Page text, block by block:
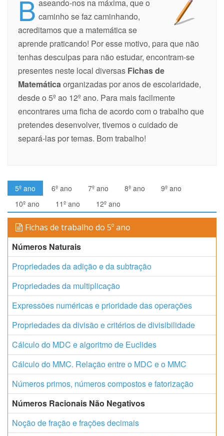
B aseando-nos na máxima, que o
caminho se faz caminhando,
acreditamos que a matemática se
aprende praticando! Por esse motivo, para que não
tenhas desculpas para não estudar, encontram-se
presentes neste local diversas Fichas de
Matemáticaorganizadas por anos de escolaridade,
desde o 5º ao 12º ano. Para mais facilmente
encontrares uma ficha de acordo com o trabalho que
pretendes desenvolver, tivemos o cuidado de
separá-las por temas. Bom trabalho!
5º ano 6º ano 7º ano 8º ano
9º ano
10º ano
11º ano 12º ano
Fichas de trabalho do 5º ano
Números Naturais
Propriedades da adição e da subtração
Propriedades da multiplicação
Expressões numéricas e prioridade das operações
Propriedades da divisão e critérios de divisibilidade
Cálculo do MDC e algoritmo de Euclides
Cálculo do MMC. Relação entre o MDC e o MMC
Números primos, números compostos e fatorização
Números Racionais Não Negativos
Noção de fração e frações decimais